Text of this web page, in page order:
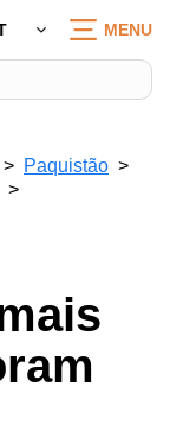
MENU
Paquistão